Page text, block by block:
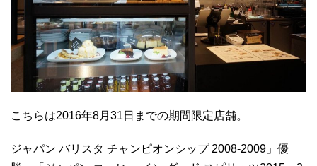
こちらは2016年8月31日までの期間限定店舗。
ジャパン バリスタ チャンピオンシップ 2008-2009」優